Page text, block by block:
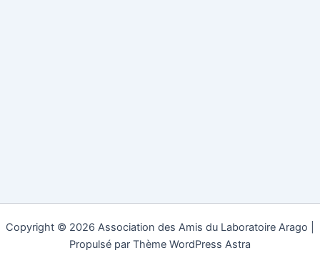
Copyright © 2026 Association des Amis du Laboratoire Arago |
Propulsé par Thème WordPress Astra